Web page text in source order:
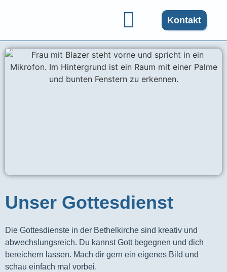
Kontakt
Unser Gottesdienst​
Die Gottesdienste in der Bethelkirche sind kreativ und
abwechslungsreich. Du kannst Gott begegnen und dich
bereichern lassen. Mach dir gern ein eigenes Bild und
schau einfach mal vorbei.